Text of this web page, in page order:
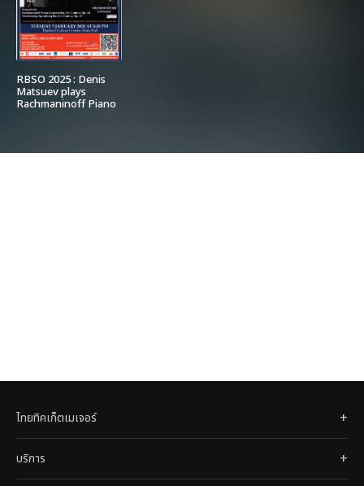
RBSO 2025 : Denis
Matsuev plays
Rachmaninoff Piano
ไทยทิคเก็ตเมเจอร์
บริการ